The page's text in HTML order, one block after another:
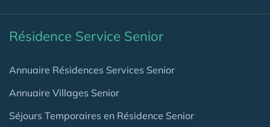
Résidence Service Senior
Annuaire Résidences Services Senior
Annuaire Villages Senior
Séjours Temporaires en Résidence Senior